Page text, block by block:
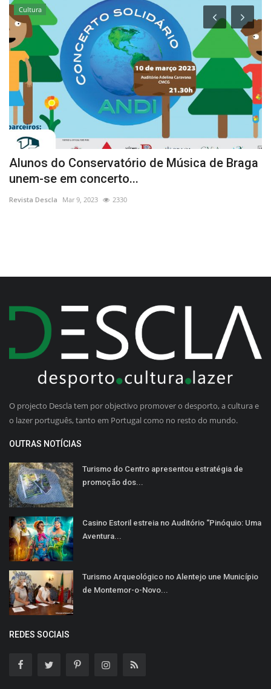
Cultura
Alunos do Conservatório de Música de Braga
unem-se em concerto...
Revista Descla Mar 9, 2023 2330
O projecto Descla tem por objectivo promover o desporto, a cultura e
o lazer português, tanto em Portugal como no resto do mundo.
OUTRAS NOTÍCIAS
Turismo do Centro apresentou estratégia de
promoção dos...
Casino Estoril estreia no Auditório “Pinóquio: Uma
Aventura...
Turismo Arqueológico no Alentejo une Município
de Montemor-o-Novo...
REDES SOCIAIS